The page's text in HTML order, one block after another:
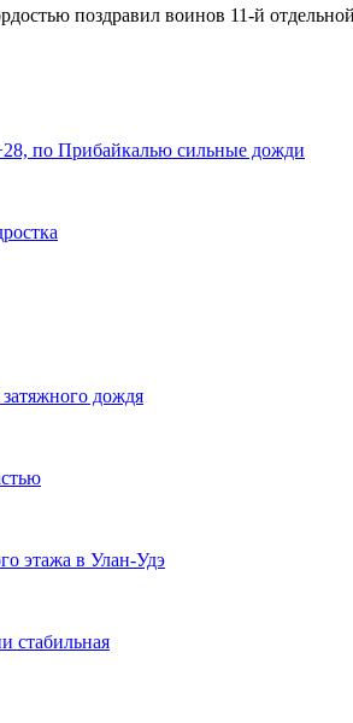
поздравил воинов 11-й
по Прибайкалью сильные дожди
дождя
этажа в Улан-Удэ
стабильная